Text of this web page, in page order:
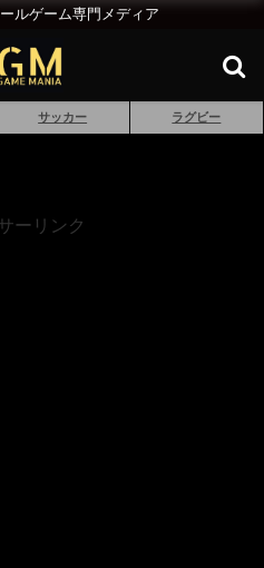
ルゲーム専門メディア
サッカー ラグビー
ーリンク